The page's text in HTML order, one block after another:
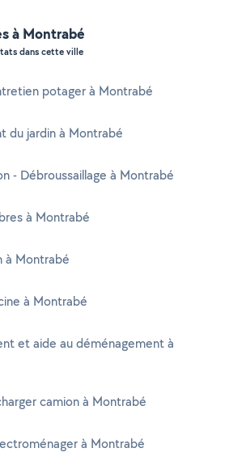
à Montrabé
dans cette ville
potager à Montrabé
du jardin à Montrabé
- Débroussaillage à Montrabé
à Montrabé
à Montrabé
à Montrabé
et aide au déménagement à
camion à Montrabé
à Montrabé